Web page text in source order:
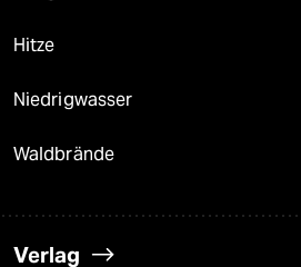
Hitze
Niedrigwasser
Waldbrände
Verlag